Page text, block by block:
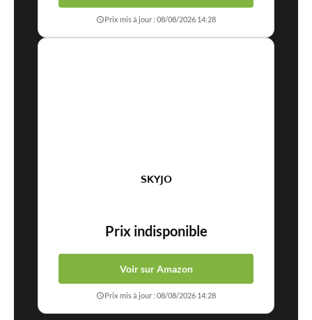
Prix mis à jour : 08/08/2026 14:28
SKYJO
Prix indisponible
Voir sur Amazon
Prix mis à jour : 08/08/2026 14:28